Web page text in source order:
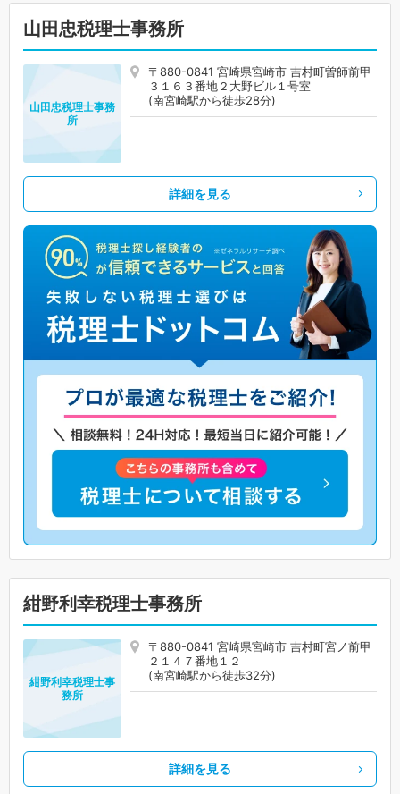
山田忠税理士事務所
〒880-0841 宮崎県宮崎市 吉村町曽師前甲
３１６３番地２大野ビル１号室
(南宮崎駅から徒歩28分)
山田忠税理士事務
所
詳細を見る
紺野利幸税理士事務所
〒880-0841 宮崎県宮崎市 吉村町宮ノ前甲
２１４７番地１２
(南宮崎駅から徒歩32分)
紺野利幸税理士事
務所
詳細を見る